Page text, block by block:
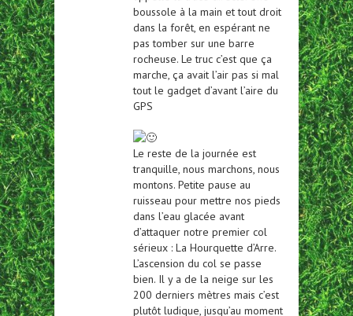
boussole à la main et tout droit
dans la forêt, en espérant ne
pas tomber sur une barre
rocheuse. Le truc c’est que ça
marche, ça avait l’air pas si mal
tout le gadget d’avant l’aire du
GPS
Le reste de la journée est
tranquille, nous marchons, nous
montons. Petite pause au
ruisseau pour mettre nos pieds
dans l’eau glacée avant
d’attaquer notre premier col
sérieux : La Hourquette d’Arre.
L’ascension du col se passe
bien. Il y a de la neige sur les
200 derniers mètres mais c’est
plutôt ludique, jusqu’au moment